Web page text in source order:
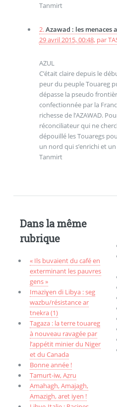
Tanmirt
2.Azawad : les menaces
29 avril 2015, 00:48, par
AZUL
C’était claire depuis le
peur du peuple Touareg
dépasse la pseudo
confectionnée par la
richesse de l’AZAWAD.
réconciliateur qui ne
dépouillé les Touaregs
un nord qui s’enrichi et
Tanmirt
Dans la même
rubrique
« Ils buvaient du café en
exterminant les pauvres
gens »
Imaziɣen di Libya : seg
wazbu/résistance ar
tnekra (1)
Tagaza : la terre touareg
à nouveau ravagée par
l’appétit minier du Niger
et du Canada
Bonne année !
Tamurt-iw, Aẓru
Amahagh, Amajagh,
Amazigh, aret iyen !